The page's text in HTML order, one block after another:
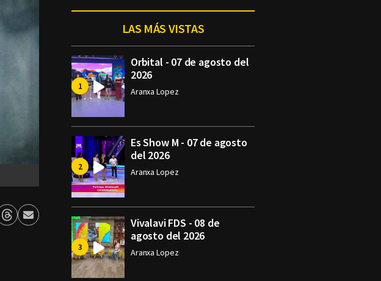
ThreadsEnviar
LAS MÁS VISTAS
Orbital - 07 de agosto del
2026
Aranxa Lopez
Es Show M - 07 de agosto
del 2026
Aranxa Lopez
Vivalavi FDS - 08 de
agosto del 2026
Aranxa Lopez